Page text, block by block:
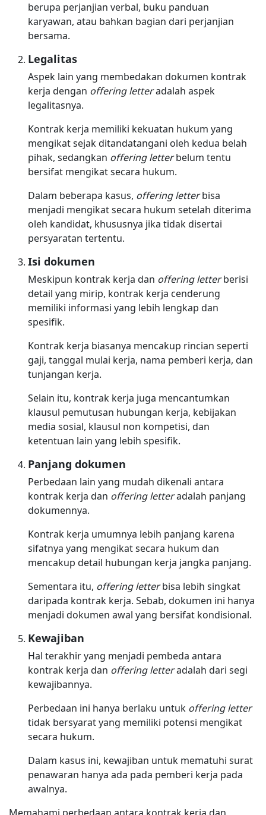
berupa perjanjian verbal, buku panduan
karyawan, atau bahkan bagian dari perjanjian
bersama.
Legalitas
Aspek lain yang membedakan dokumen kontrak
kerja dengan offering letteradalah aspek
legalitasnya.
Kontrak kerja memiliki kekuatan hukum yang
mengikat sejak ditandatangani oleh kedua belah
pihak, sedangkan offering letterbelum tentu
bersifat mengikat secara hukum.
Dalam beberapa kasus, offering letterbisa
menjadi mengikat secara hukum setelah diterima
oleh kandidat, khususnya jika tidak disertai
persyaratan tertentu.
Isi dokumen
Meskipun kontrak kerja dan offering letterberisi
detail yang mirip, kontrak kerja cenderung
memiliki informasi yang lebih lengkap dan
spesifik.
Kontrak kerja biasanya mencakup rincian seperti
gaji, tanggal mulai kerja, nama pemberi kerja, dan
tunjangan kerja.
Selain itu, kontrak kerja juga mencantumkan
klausul pemutusan hubungan kerja, kebijakan
media sosial, klausul non kompetisi, dan
ketentuan lain yang lebih spesifik.
Panjang dokumen
Perbedaan lain yang mudah dikenali antara
kontrak kerja dan offering letteradalah panjang
dokumennya.
Kontrak kerja umumnya lebih panjang karena
sifatnya yang mengikat secara hukum dan
mencakup detail hubungan kerja jangka panjang.
Sementara itu, offering letterbisa lebih singkat
daripada kontrak kerja. Sebab, dokumen ini hanya
menjadi dokumen awal yang bersifat kondisional.
Kewajiban
Hal terakhir yang menjadi pembeda antara
kontrak kerja dan offering letteradalah dari segi
kewajibannya.
Perbedaan ini hanya berlaku untuk offering letter
tidak bersyarat yang memiliki potensi mengikat
secara hukum.
Dalam kasus ini, kewajiban untuk mematuhi surat
penawaran hanya ada pada pemberi kerja pada
awalnya.